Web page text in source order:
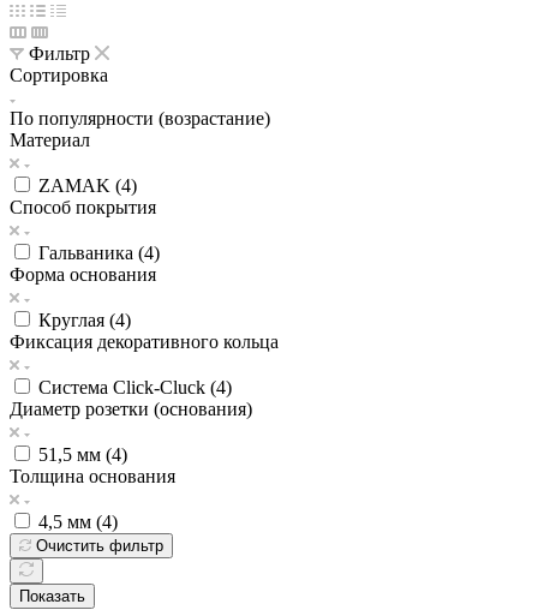
Фильтр
Сортировка
По популярности (возрастание)
Материал
ZAMAK (4)
Способ покрытия
Гальваника (4)
Форма основания
Круглая (4)
Фиксация декоративного кольца
Система Click-Cluck (4)
Диаметр розетки (основания)
51,5 мм (4)
Толщина основания
4,5 мм (4)
Очистить фильтр
Показать